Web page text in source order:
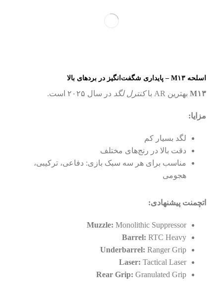
اسلحه M۱۳ – پایداری شگفت‌انگیز در بردهای بالا
M۱۳ بهترین AR با کنترل لگد در سال ۲۰۲۵ است.
مزایا:
لگد بسیار کم
دقت بالا در رنج‌های مختلف
مناسب برای هر سه سبک بازی: دفاعی، ترکیبی،
هجومی
اتچمنت پیشنهادی:
Muzzle: Monolithic Suppressor
Barrel: RTC Heavy
Underbarrel: Ranger Grip
Laser: Tactical Laser
Rear Grip: Granulated Grip